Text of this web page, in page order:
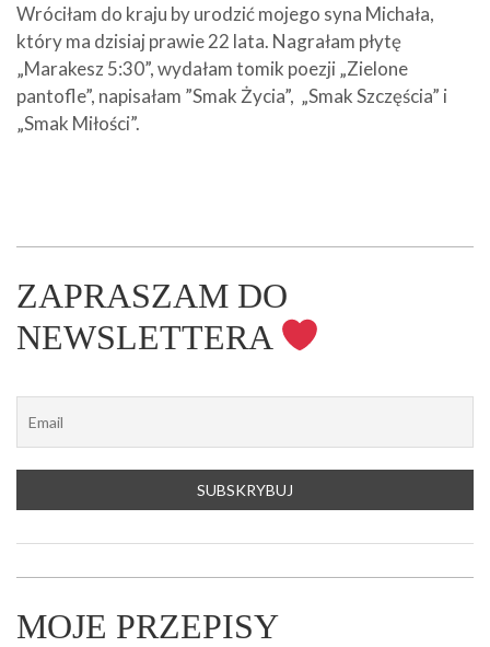
Wróciłam do kraju by urodzić mojego syna Michała,
który ma dzisiaj prawie 22 lata. Nagrałam płytę
„Marakesz 5:30”, wydałam tomik poezji „Zielone
pantofle”, napisałam ”Smak Życia”, „Smak Szczęścia” i
„Smak Miłości”.
ZAPRASZAM DO
NEWSLETTERA
MOJE PRZEPISY